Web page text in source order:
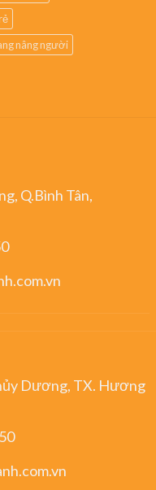
nâng người
Q.Bình Tân,
Dương, TX. Hương